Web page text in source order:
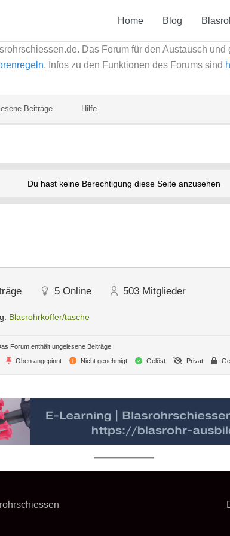
Home Blog
Das Forum für den Austausch
. Infos zu den Funktionen des Forums sind
Beiträge Hilfe
Du hast keine Berechtigung diese Seite anzusehen
5 Online 503 Mitglieder
Blasrohrkoffer/tasche
Forum enthält ungelesene Beiträge
Oben angepinnt Nicht genehmigt Gelöst Privat